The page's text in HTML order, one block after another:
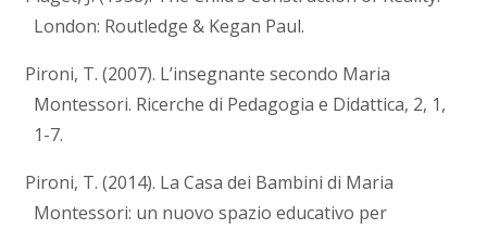
London: Routledge & Kegan Paul.
Pironi, T. (2007). L’insegnante secondo Maria
Montessori. Ricerche di Pedagogia e Didattica, 2, 1,
1-7.
Pironi, T. (2014). La Casa dei Bambini di Maria
Montessori: un nuovo spazio educativo per